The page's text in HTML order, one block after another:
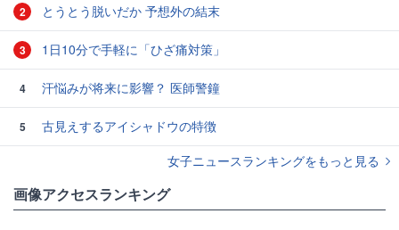
2 とうとう脱いだか 予想外の結末
3 1日10分で手軽に「ひざ痛対策」
4 汗悩みが将来に影響？ 医師警鐘
5
古見えするアイシャドウの特徴
女子ニュースランキングをもっと見る
画像アクセスランキング